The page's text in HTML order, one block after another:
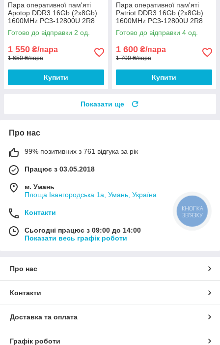
Пара оперативної пам'яті
Apotop DDR3 16Gb (2x8Gb)
1600MHz PC3-12800U 2R8
CL9 (U3A8G93-
16G9HMBB22) Б/В
Готово до відправки 2 од.
1 550 ₴/пара
1 650 ₴/пара
Купити
Пара оперативної пам'яті
Patriot DDR3 16Gb (2x8Gb)
1600MHz PC3-12800U 2R8
CL11 (PSD316G1600KH) Б/В
Готово до відправки 4 од.
1 600 ₴/пара
1 700 ₴/пара
Купити
Показати ще
Про нас
99% позитивних з 761 відгука за рік
Працює з 03.05.2018
м. Умань
Площа Івангородська 1а, Умань, Україна
Контакти
Сьогодні працює з 09:00 до 14:00
Показати весь графік роботи
Про нас
Контакти
Доставка та оплата
Графік роботи
КНОПКА
ЗВ'ЯЗКУ